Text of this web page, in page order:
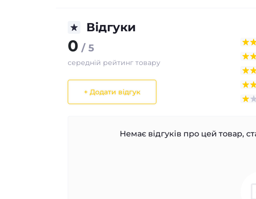
Відгуки
0 / 5
середній рейтинг товару
+ Додати відгук
Немає відгуків про цей товар,